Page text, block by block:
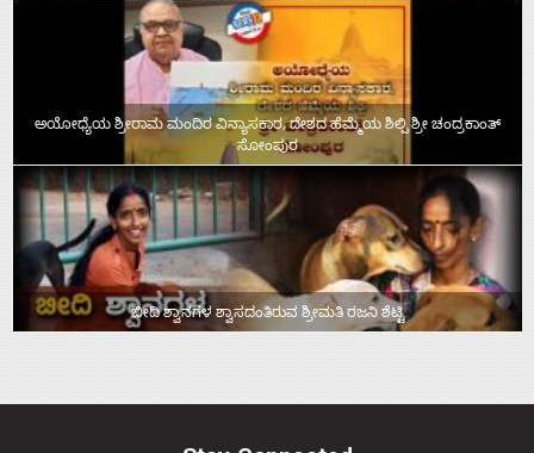
ಅಯೋಧ್ಯೆಯ ಶ್ರೀರಾಮ ಮಂದಿರ ವಿನ್ಯಾಸಕಾರ, ದೇಶದ ಹೆಮ್ಮೆಯ ಶಿಲ್ಪಿ ಶ್ರೀ ಚಂದ್ರಕಾಂತ್‌
ಸೋಂಪುರ
ಬೀದಿ ಶ್ವಾನಗಳ ಶ್ವಾಸದಂತಿರುವ ಶ್ರೀಮತಿ ರಜನಿ ಶೆಟ್ಟಿ